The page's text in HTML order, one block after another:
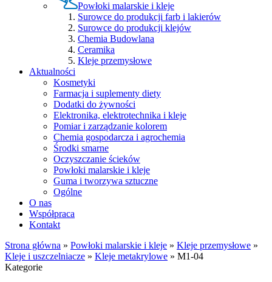
Powłoki malarskie i kleje
Surowce do produkcji farb i lakierów
Surowce do produkcji klejów
Chemia Budowlana
Ceramika
Kleje przemysłowe
Aktualności
Kosmetyki
Farmacja i suplementy diety
Dodatki do żywności
Elektronika, elektrotechnika i kleje
Pomiar i zarządzanie kolorem
Chemia gospodarcza i agrochemia
Środki smarne
Oczyszczanie ścieków
Powłoki malarskie i kleje
Guma i tworzywa sztuczne
Ogólne
O nas
Współpraca
Kontakt
Strona główna » Powłoki malarskie i kleje » Kleje przemysłowe »
Kleje i uszczelniacze » Kleje metakrylowe » M1-04
Kategorie